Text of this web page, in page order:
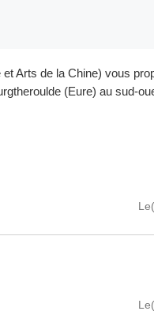
Arts de la Chine) vous
(Eure) au sud-